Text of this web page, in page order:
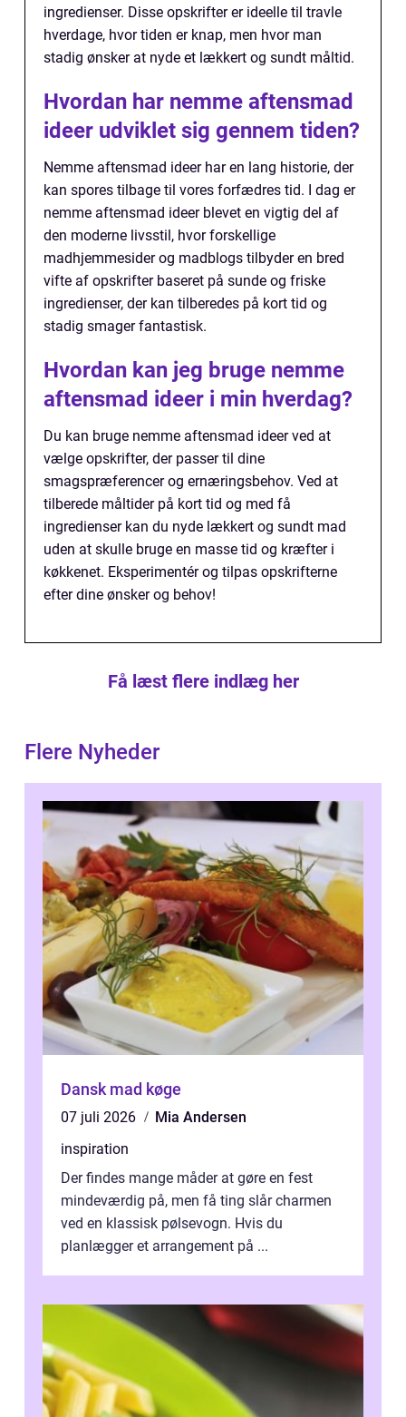
ingredienser. Disse opskrifter er ideelle til travle
hverdage, hvor tiden er knap, men hvor man
stadig ønsker at nyde et lækkert og sundt måltid.
Hvordan har nemme aftensmad
ideer udviklet sig gennem tiden?
Nemme aftensmad ideer har en lang historie, der
kan spores tilbage til vores forfædres tid. I dag er
nemme aftensmad ideer blevet en vigtig del af
den moderne livsstil, hvor forskellige
madhjemmesider og madblogs tilbyder en bred
vifte af opskrifter baseret på sunde og friske
ingredienser, der kan tilberedes på kort tid og
stadig smager fantastisk.
Hvordan kan jeg bruge nemme
aftensmad ideer i min hverdag?
Du kan bruge nemme aftensmad ideer ved at
vælge opskrifter, der passer til dine
smagspræferencer og ernæringsbehov. Ved at
tilberede måltider på kort tid og med få
ingredienser kan du nyde lækkert og sundt mad
uden at skulle bruge en masse tid og kræfter i
køkkenet. Eksperimentér og tilpas opskrifterne
efter dine ønsker og behov!
Få læst flere indlæg her
Flere Nyheder
Dansk mad køge
07 juli 2026
Mia Andersen
inspiration
Der findes mange måder at gøre en fest
mindeværdig på, men få ting slår charmen
ved en klassisk pølsevogn. Hvis du
planlægger et arrangement på ...